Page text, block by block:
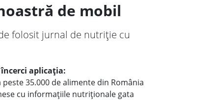
de mobil
folosit jurnal de nutriție cu
aplicația:
35.000 de alimente din România
cu informațiile nutriționale gata